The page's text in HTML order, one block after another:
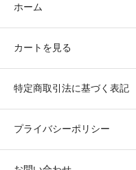
ホーム
カートを見る
特定商取引法に基づく表記
プライバシーポリシー